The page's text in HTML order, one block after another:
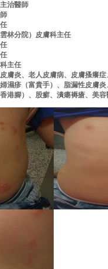
治醫師
分院）皮膚科主任
主任
膚炎、老人皮膚病、皮膚搔癢症
疹（富貴手）、脂漏性皮膚炎
腳）、股癬、潰瘍褥瘡、美容